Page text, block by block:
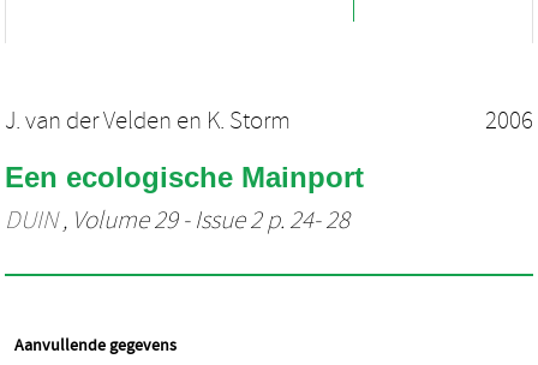
J. van der Velden en K. Storm 2006
Een ecologische Mainport
DUIN, Volume 29 - Issue 2 p. 24- 28
Aanvullende gegevens